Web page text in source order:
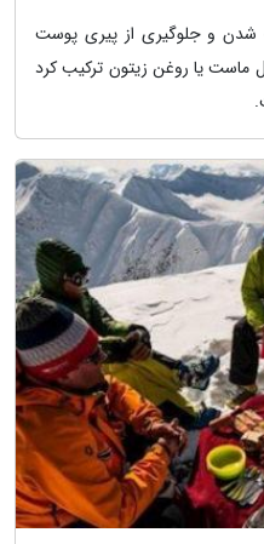
شدن و جلوگیری از پیری پوست
ماست یا روغن زیتون ترکیب کرد